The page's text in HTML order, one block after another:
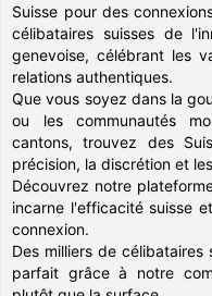
Suisse pour des
célibataires suisses de
genevoise, célébrant les
relations authentiques.
Que vous soyez dans la
ou les communautés
cantons, trouvez des
précision, la discrétion et
Découvrez notre
incarne l'efficacité suisse
connexion.
Des milliers de
parfait grâce à notre